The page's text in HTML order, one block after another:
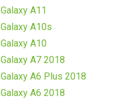
Galaxy A11
Galaxy A10s
Galaxy A10
Galaxy A7 2018
Galaxy A6 Plus 2018
Galaxy A6 2018